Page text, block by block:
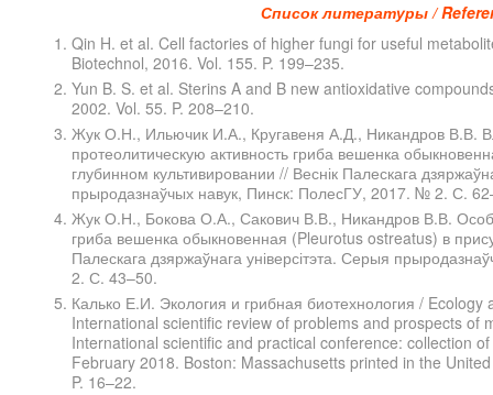
Список литературы /
Qin H. et al. Cell factories of higher fungi for useful
Biotechnol, 2016. Vol. 155. P. 199–235.
Yun B. S. et al. Sterins A and B new antioxidative
2002. Vol. 55. P. 208–210.
Жук О.Н., Ильючик И.А., Кругавеня А.Д., Никандров В.В.
протеолитическую активность гриба вешенка
глубинном культивировании // Веснік Палескага
прыродазнаўчых навук, Пинск: ПолесГУ, 2017. № 2. С.
Жук О.Н., Бокова О.А., Сакович В.В., Никандров В.В.
гриба вешенка обыкновенная (Pleurotus ostreatus) в
Палескага дзяржаўнага універсітэта. Серыя
2. С. 43–50.
Калько Е.И. Экология и грибная биотехнология /
International scientific review of problems and prospects of
International scientific and practical conference: collection
February 2018. Boston: Massachusetts printed in the
P. 16–22.